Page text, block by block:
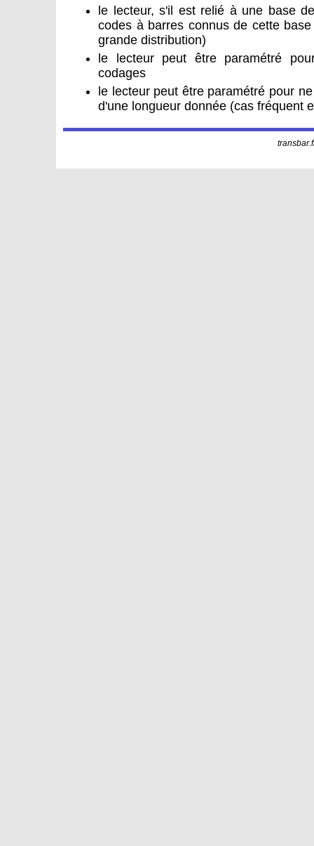
le lecteur, s'il est relié à une base
codes à barres connus de cette
grande distribution)
le lecteur peut être paramétré
codages
le lecteur peut être paramétré pour
d'une longueur donnée (cas fréquent